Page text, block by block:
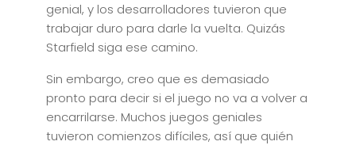
genial, y los desarrolladores tuvieron que
trabajar duro para darle la vuelta. Quizás
Starfield siga ese camino.
Sin embargo, creo que es demasiado
pronto para decir si el juego no va a volver a
encarrilarse. Muchos juegos geniales
tuvieron comienzos difíciles, así que quién